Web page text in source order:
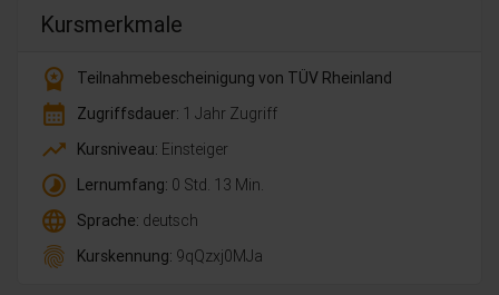
Kursmerkmale
workspace_premium
Teilnahmebescheinigung von TÜV Rheinland
calendar_month Zugriffsdauer: 1 Jahr Zugriff
trending_up Kursniveau: Einsteiger
timelapse Lernumfang: 0 Std. 13 Min.
language Sprache: deutsch
fingerprint Kurskennung: 9qQzxj0MJa